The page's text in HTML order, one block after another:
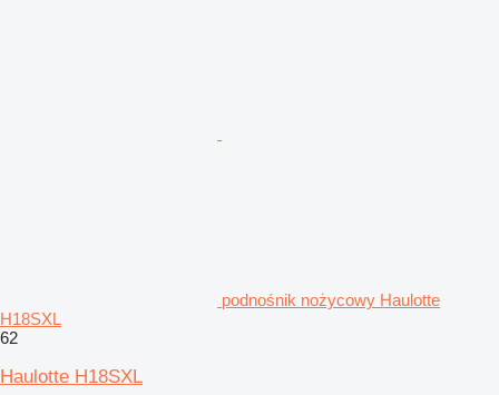
podnośnik nożycowy Haulotte
H18SXL
62
Haulotte H18SXL